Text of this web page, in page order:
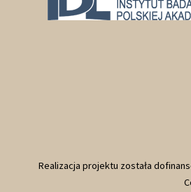
Realizacja projektu została